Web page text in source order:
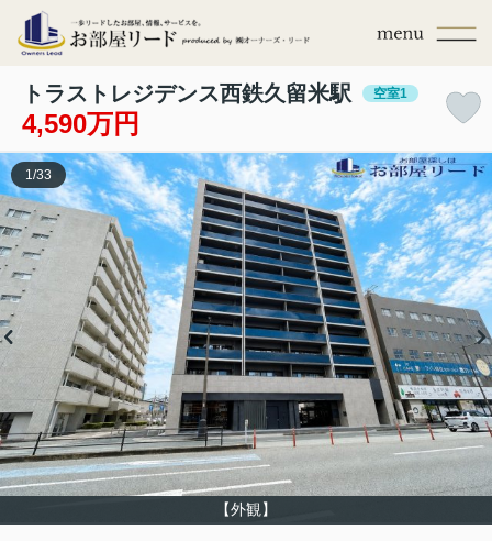
トラストレジデンス西鉄久留米駅 空室1
4,590万円
【外観】
1 /33